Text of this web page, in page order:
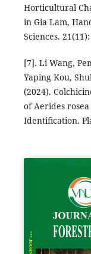
Horticultural
in Gia Lam,
Sciences.
[7]. Li Wang,
Yaping Kou,
(2024).
of Aerides
Identification.